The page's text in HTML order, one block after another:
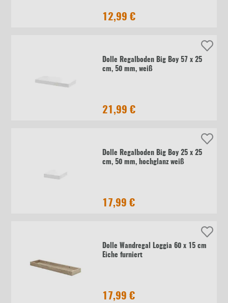
12,99 €
Dolle Regalboden Big Boy 57 x 25
cm, 50 mm, weiß
21,99 €
Dolle Regalboden Big Boy 25 x 25
cm, 50 mm, hochglanz weiß
17,99 €
Dolle Wandregal Loggia 60 x 15 cm
Eiche furniert
17,99 €